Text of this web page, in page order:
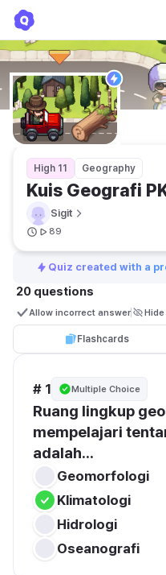
High 11 Geography
Kuis Geografi
Sigit
89
Quiz created with a
20 questions
Allow incorrect answer
Flashcards
# 1 Multiple Choice
Ruang lingkup
mempelajari
adalah...
Geomorfologi
Klimatologi
Hidrologi
Oseanografi